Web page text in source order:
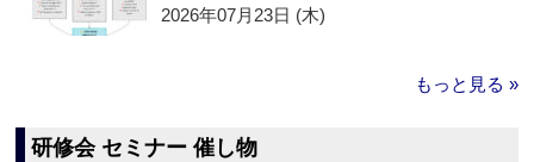
2026年07月23日 (木)
もっと見る »
研修会 セミナー 催し物